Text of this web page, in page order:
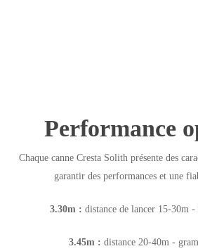
Performance
Chaque canne Cresta Solith présente des
garantir des performances et une
3.30m : distance de lancer 15-30m
3.45m : distance 20-40m -